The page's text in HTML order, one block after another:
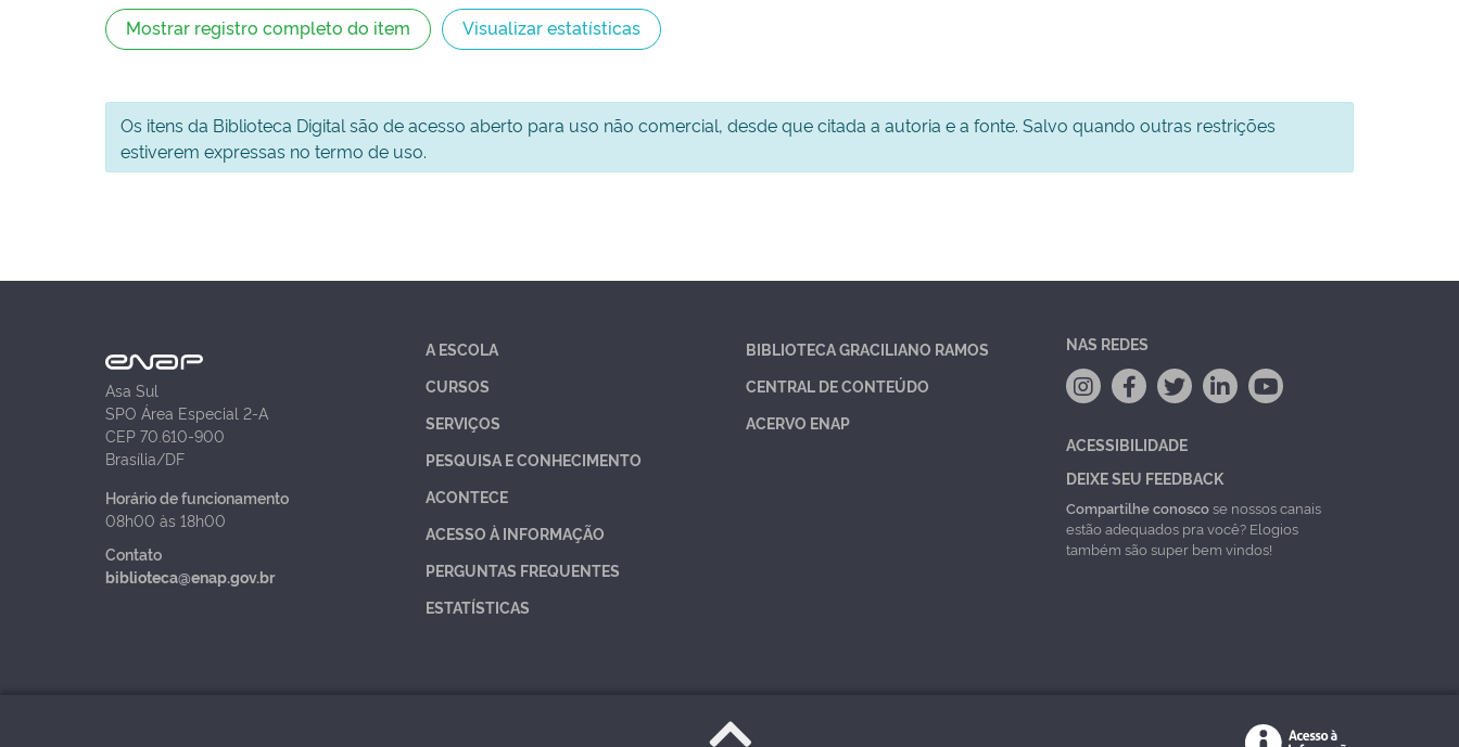
Mostrar registro completo do item Visualizar estatísticas
Os itens da Biblioteca Digital são de acesso aberto para uso não comercial, desde que citada a autoria e a fonte. Salvo quando outras restrições
estiverem expressas no termo de uso.
Asa Sul
SPO Área Especial 2-A
CEP 70.610-900
Brasília/DF
Horário de funcionamento
08h00 às 18h00
Contato
biblioteca@enap.gov.br
A ESCOLA
CURSOS
SERVIÇOS
PESQUISA E CONHECIMENTO
ACONTECE
ACESSO À INFORMAÇÃO
PERGUNTAS FREQUENTES
ESTATÍSTICAS
BIBLIOTECA GRACILIANO RAMOS
CENTRAL DE CONTEÚDO
ACERVO ENAP
NAS REDES
ACESSIBILIDADE
DEIXE SEU FEEDBACK
Compartilhe conoscose nossos canais
estão adequados pra você? Elogios
também são super bem vindos!